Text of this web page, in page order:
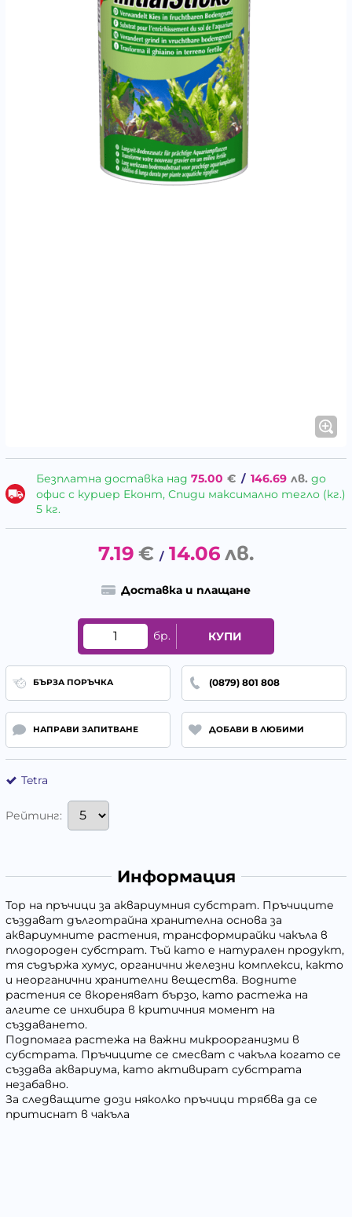
Безплатна доставка над 75.00 € / 146.69 лв. до
офис с куриер Еконт, Спиди максимално тегло (кг.)
5 кг.
7.19 € / 14.06 лв.
Доставка и плащане
бр. КУПИ
БЪРЗА ПОРЪЧКА (0879) 801 808
НАПРАВИ ЗАПИТВАНЕ ДОБАВИ В ЛЮБИМИ
Tetra
Рейтинг:
Информация
Тор на пръчици за аквариумния субстрат. Пръчиците
създават дълготрайна хранителна основа за
аквариумните растения, трансформирайки чакъла в
плодороден субстрат. Тъй като е натурален продукт,
тя съдържа хумус, органични железни комплекси, както
и неорганични хранителни вещества. Водните
растения се вкореняват бързо, като растежа на
алгите се инхибира в критичния момент на
създаването.
Подпомага растежа на важни микроорганизми в
субстрата. Пръчиците се смесват с чакъла когато се
създава аквариума, като активират субстрата
незабавно.
За следващите дози няколко пръчици трябва да се
притиснат в чакъла